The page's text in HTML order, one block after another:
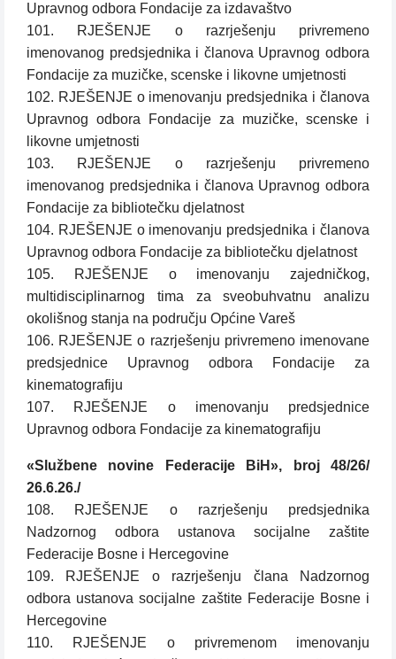
Upravnog odbora Fondacije za izdavaštvo
101. RJEŠENJE o razrješenju privremeno
imenovanog predsjednika i članova Upravnog odbora
Fondacije za muzičke, scenske i likovne umjetnosti
102. RJEŠENJE o imenovanju predsjednika i članova
Upravnog odbora Fondacije za muzičke, scenske i
likovne umjetnosti
103. RJEŠENJE o razrješenju privremeno
imenovanog predsjednika i članova Upravnog odbora
Fondacije za bibliotečku djelatnost
104. RJEŠENJE o imenovanju predsjednika i članova
Upravnog odbora Fondacije za bibliotečku djelatnost
105. RJEŠENJE o imenovanju zajedničkog,
multidisciplinarnog tima za sveobuhvatnu analizu
okolišnog stanja na području Općine Vareš
106. RJEŠENJE o razrješenju privremeno imenovane
predsjednice Upravnog odbora Fondacije za
kinematografiju
107. RJEŠENJE o imenovanju predsjednice
Upravnog odbora Fondacije za kinematografiju
«Službene novine Federacije BiH», broj 48/26/
26.6.26./
108. RJEŠENJE o razrješenju predsjednika
Nadzornog odbora ustanova socijalne zaštite
Federacije Bosne i Hercegovine
109. RJEŠENJE o razrješenju člana Nadzornog
odbora ustanova socijalne zaštite Federacije Bosne i
Hercegovine
110. RJEŠENJE o privremenom imenovanju